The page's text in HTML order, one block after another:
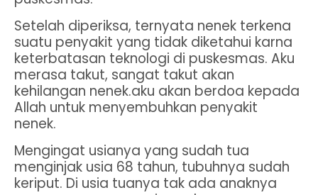
Setelah diperiksa, ternyata nenek terkena
suatu penyakit yang tidak diketahui karna
keterbatasan teknologi di puskesmas. Aku
merasa takut, sangat takut akan
kehilangan nenek.aku akan berdoa kepada
Allah untuk menyembuhkan penyakit
nenek.
Mengingat usianya yang sudah tua
menginjak usia 68 tahun, tubuhnya sudah
keriput. Di usia tuanya tak ada anaknya